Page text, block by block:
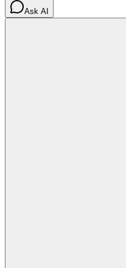
Ask AI